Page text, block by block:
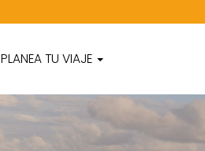
PLANEA TU VIAJE